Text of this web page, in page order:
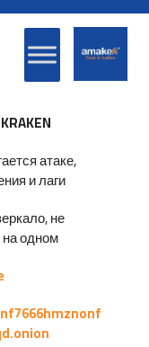
атаке,
и лаги.
не
одном.